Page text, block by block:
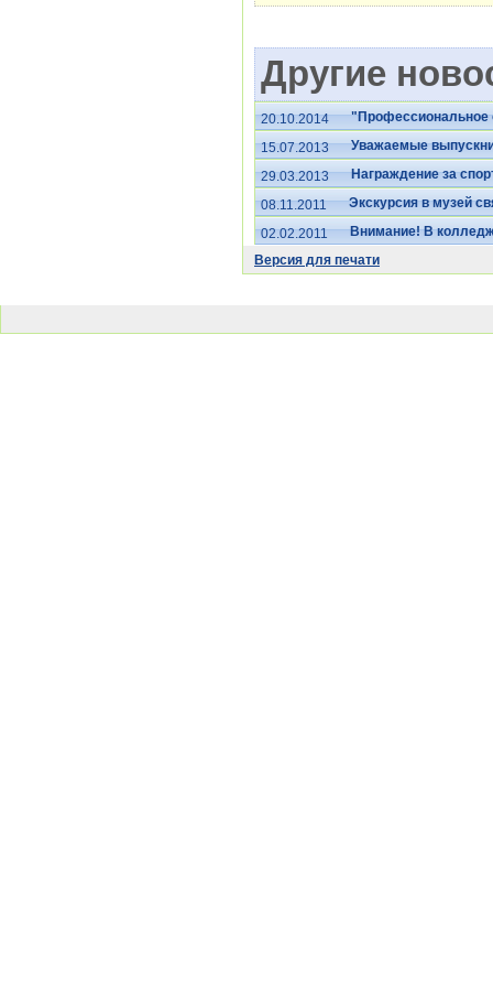
Другие
20.10.2014
"Профессиональное
15.07.2013
Уважаемые
29.03.2013
Награждение за
08.11.2011
Экскурсия в музей
02.02.2011
Внимание! В
Версия для печати